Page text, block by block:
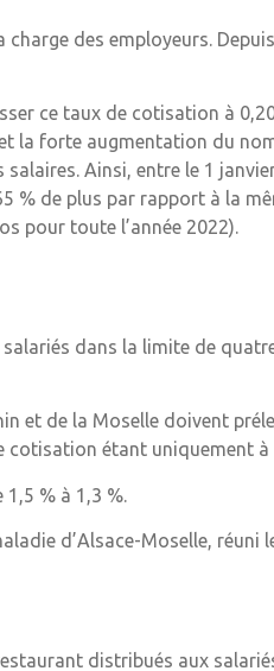
des employeurs.
ce taux de cotisation à
la forte augmentation du
Ainsi, entre le 1
% de plus par rapport à la
pour toute l’année 2022).
dans la limite de
et de la Moselle doivent
étant uniquement à
% à 1,3 %.
d’Alsace-Moselle, réuni
distribués aux